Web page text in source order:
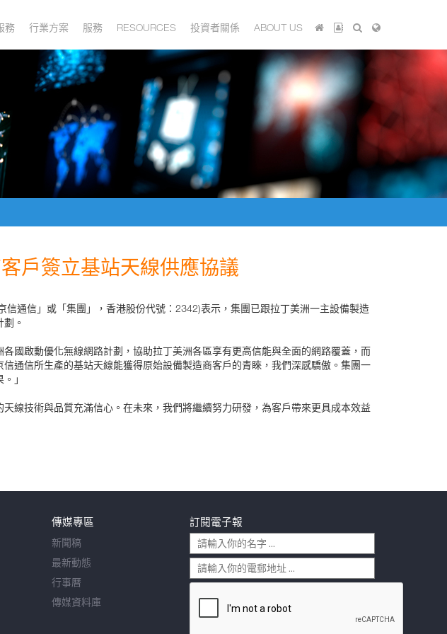
務 行業方案 服務 RESOURCES 投資者關係 ABOUT US
戶簽立基站天線供應協議
通信」或「集團」，香港股份代號：2342)表示，集團已跟拉丁美洲一主設備製造
。
國啟動優化無線網路計劃，協助拉丁美洲各區享有更高信能與全面的網路覆蓋，而
通信所生產的基站天線能獲得原始設備製造商客戶的青睞，我們深感驕傲。集團一
」
線技術與品質充滿信心。在未來，我們將繼續努力研發，為客戶帶來更具成本效益
傳媒專區
新聞稿
最新動態
行事曆
傳媒資料庫
訂閱電子報